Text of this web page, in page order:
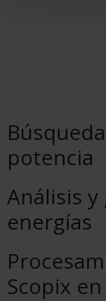
potencia
Análisis
energías
Scopix